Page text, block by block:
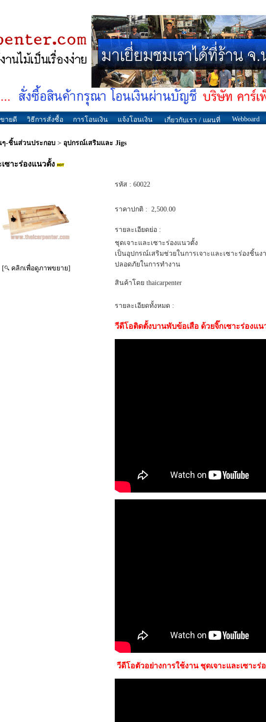
ายดี วิธีการสั่งซื้อ การโอนเงิน แจ้งโอนเงิน เกี่ยวกับเรา / แผนที่ Webboard
ๆ-ชิ้นส่วนประกอบ > อุปกรณ์เสริมและ Jigs
ซาะร่องแนวตั้ง
[ คลิกเพื่อดูภาพขยาย]
รหัส : 60022
ราคาปกติ : 2,500.00
รายละเอียดย่อ :
ชุดเจาะและเซาะร่องแนวตั้ง
เป็นอุปกรณ์เสริมช่วยในการเจาะและเซาะร่องชิ้น
ปลอดภัยในการทำงาน
สินค้าโดย thaicarpenter
รายละเอียดทั้งหมด :
วีดีโอติดตั้งบานพับข้อเสือ ด้วยจิ๊กเซาะร่องแน
วีดีโอตัวอย่างการใช้งาน ชุดเจาะและเซาะร่